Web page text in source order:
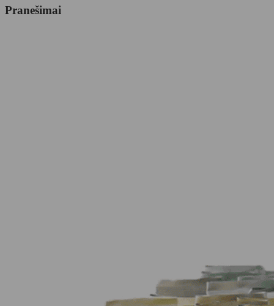
Pranešimai